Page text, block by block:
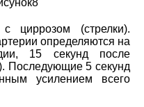
(стрелки).
определяются на
15 секунд после
Последующие 5 секунд
усилением всего